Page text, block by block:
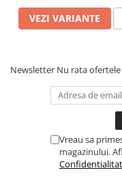
Monitorizare Completa
Prin aplicatia dedicata,
monitorizare:
✔ Masurare ritm
✔ Analiza somnului
✔ Monitorizare a
✔ Masurare tensiune
✔ Jurnal de exercitii
VEZI VARIANTE
Newsletter Nu rata
Vreau sa
magazinului.